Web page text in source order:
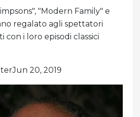
"Modern Family" e
regalato agli spettatori
i loro episodi classici
20, 2019